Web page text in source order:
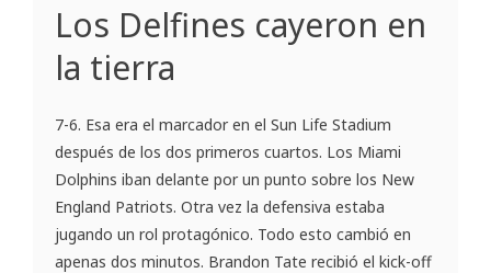
Los Delfines cayeron en
la tierra
7-6. Esa era el marcador en el Sun Life Stadium
después de los dos primeros cuartos. Los Miami
Dolphins iban delante por un punto sobre los New
England Patriots. Otra vez la defensiva estaba
jugando un rol protagónico. Todo esto cambió en
apenas dos minutos. Brandon Tate recibió el kick-off